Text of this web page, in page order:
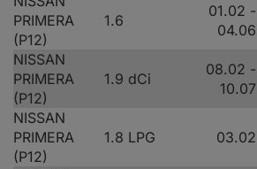
PRIMERA
(P12)
1.6
01.02 -
04.06
NISSAN
PRIMERA
(P12)
1.9 dCi
08.02 -
10.07
NISSAN
PRIMERA
(P12)
1.8 LPG 03.02